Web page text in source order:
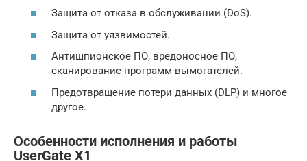
Защита от отказа в обслуживании (DoS).
Защита от уязвимостей.
Антишпионское ПО, вредоносное ПО,
сканирование программ-вымогателей.
Предотвращение потери данных (DLP) и многое
другое.
Особенности исполнения и работы
UserGate X1